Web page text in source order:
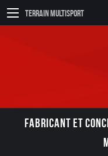
Terrain Multisport
FABRICANT ET